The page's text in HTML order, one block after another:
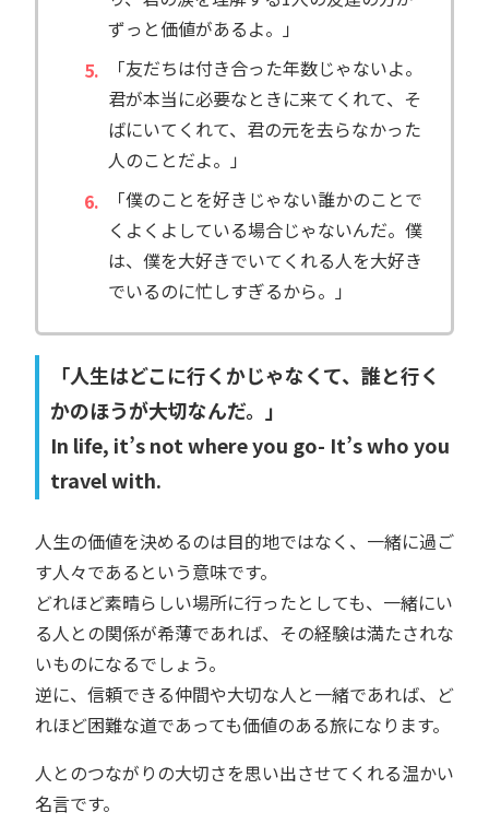
ずっと価値があるよ。」
「友だちは付き合った年数じゃないよ。
君が本当に必要なときに来てくれて、そ
ばにいてくれて、君の元を去らなかった
人のことだよ。」
「僕のことを好きじゃない誰かのことで
くよくよしている場合じゃないんだ。僕
は、僕を大好きでいてくれる人を大好き
でいるのに忙しすぎるから。」
「人生はどこに行くかじゃなくて、誰と行く
かのほうが大切なんだ。」
In life, it’s not where you go- It’s who you
travel with.
人生の価値を決めるのは目的地ではなく、一緒に過ご
す人々であるという意味です。
どれほど素晴らしい場所に行ったとしても、一緒にい
る人との関係が希薄であれば、その経験は満たされな
いものになるでしょう。
逆に、信頼できる仲間や大切な人と一緒であれば、ど
れほど困難な道であっても価値のある旅になります。
人とのつながりの大切さを思い出させてくれる温かい
名言です。